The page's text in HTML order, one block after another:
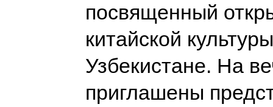
посвященный
китайской
Узбекистане. На
приглашены